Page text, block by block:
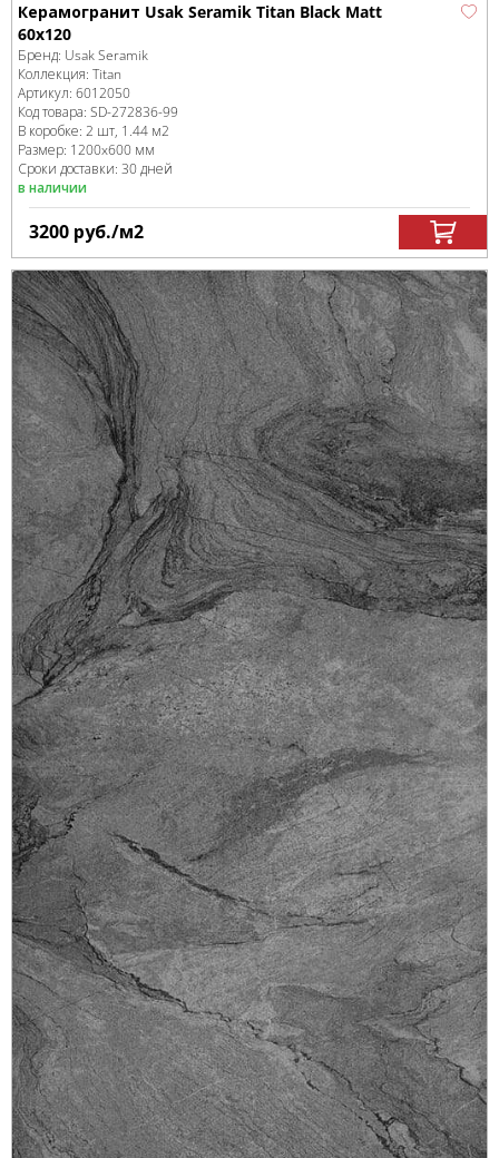
Керамогранит Usak Seramik Titan Black Matt
60x120
Бренд: Usak Seramik
Коллекция: Titan
Артикул: 6012050
Код товара: SD-272836-99
В коробке: 2 шт, 1.44 м2
Размер: 1200x600 мм
Сроки доставки: 30 дней
в наличии
3200 руб./м2